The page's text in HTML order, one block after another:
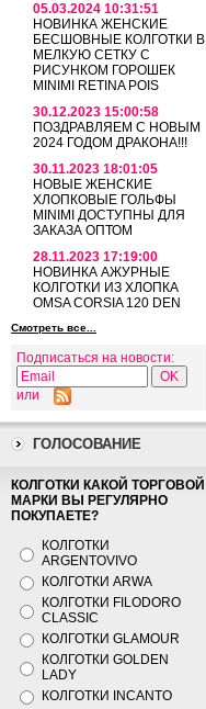
05.03.2024 10:31:51
НОВИНКА ЖЕНСКИЕ
БЕСШОВНЫЕ КОЛГОТКИ В
МЕЛКУЮ СЕТКУ С
РИСУНКОМ ГОРОШЕК
MINIMI RETINA POIS
30.12.2023 15:00:58
ПОЗДРАВЛЯЕМ С НОВЫМ
2024 ГОДОМ ДРАКОНА!!!
30.11.2023 18:01:05
НОВЫЕ ЖЕНСКИЕ
ХЛОПКОВЫЕ ГОЛЬФЫ
MINIMI ДОСТУПНЫ ДЛЯ
ЗАКАЗА ОПТОМ
28.11.2023 17:19:00
НОВИНКА АЖУРНЫЕ
КОЛГОТКИ ИЗ ХЛОПКА
OMSA CORSIA 120 DEN
Смотреть все...
Подписаться на новости:
или
ГОЛОСОВАНИЕ
КОЛГОТКИ КАКОЙ ТОРГОВОЙ
МАРКИ ВЫ РЕГУЛЯРНО
ПОКУПАЕТЕ?
КОЛГОТКИ
ARGENTOVIVO
КОЛГОТКИ ARWA
КОЛГОТКИ FILODORO
CLASSIC
КОЛГОТКИ GLAMOUR
КОЛГОТКИ GOLDEN
LADY
КОЛГОТКИ INCANTO